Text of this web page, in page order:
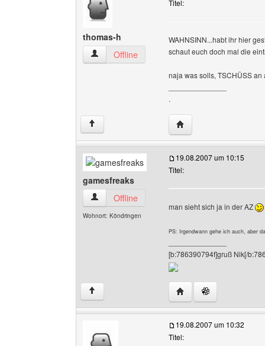
thomas-h
thomas-h Benutzer-Profile anzeigen
Offline
Titel:
WAHNSINN...habt ihr hier
schaut euch doch mal die
naja was solls, TSCHÜSS
.
↑ Website dieses
gamesfreaks
gamesfreaks Benutzer-Profile anzeigen
Offline
Wohnort: Köndringen
19.08.2007 um 10:15
Titel:
man sieht sich ja in der AZ
PS: Irgendwann gehe ich auch, aber
[b:786390794f]gruß Nik[/
↑ Website dieses
19.08.2007 um 10:32
Titel: